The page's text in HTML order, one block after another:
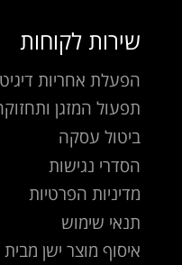
שירות לקוחות
הפעלת אחריות
תפעול המזגן
ביטול עסקה
הסדרי נגישות
מדיניות הפרטיות
תנאי שימוש
איסוף מוצר ישן